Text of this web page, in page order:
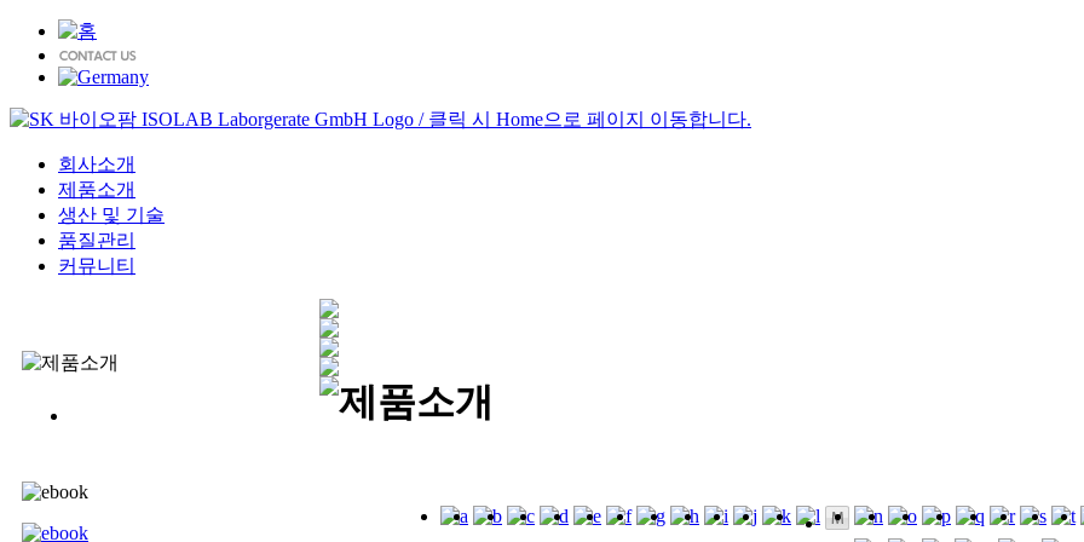
회사소개
제품소개
생산 및 기술
품질관리
커뮤니티